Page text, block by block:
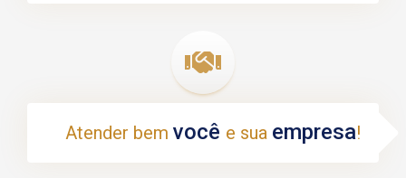
Atender bem você e sua empresa!